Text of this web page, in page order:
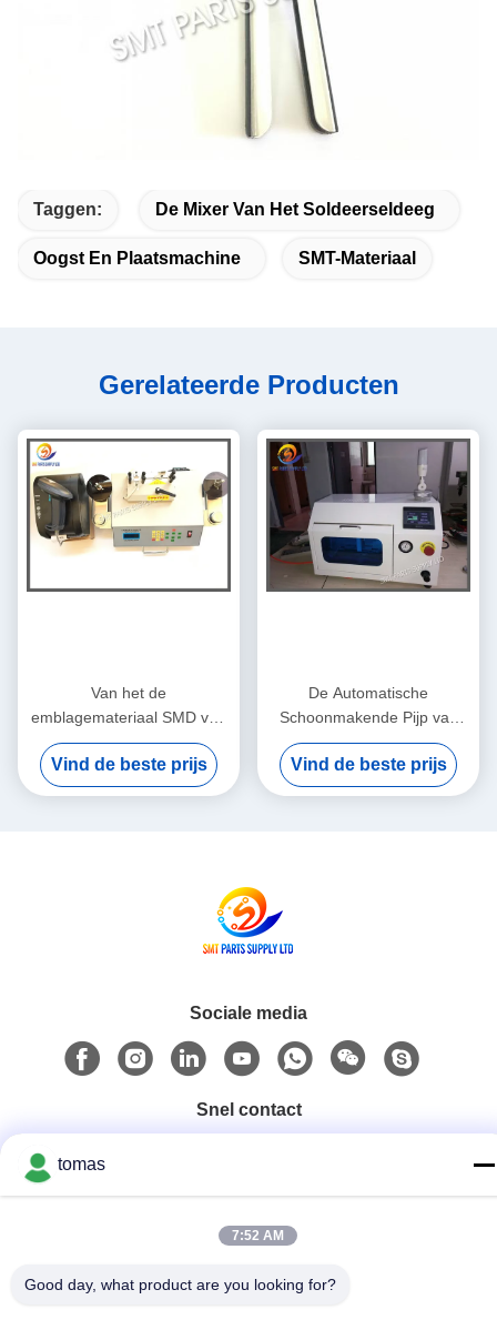
Taggen: De Mixer Van Het Soldeerseldeeg
Oogst En Plaatsmachine SMT-Materiaal
Gerelateerde Producten
Van het de
emblagemateriaal SMD van
SMT van de elektronische
Componentenspoel de
Tellende Machine met
Vind de beste prijs
De Automatische
Schoonmakende Pijp van
SMT in Voorraad, de Straal
Schoonmakende Machine
van het Hoge drukwater
Vind de beste prijs
Sociale media
Snel contact
tomas
7:52 AM
Good day, what product are you looking for?